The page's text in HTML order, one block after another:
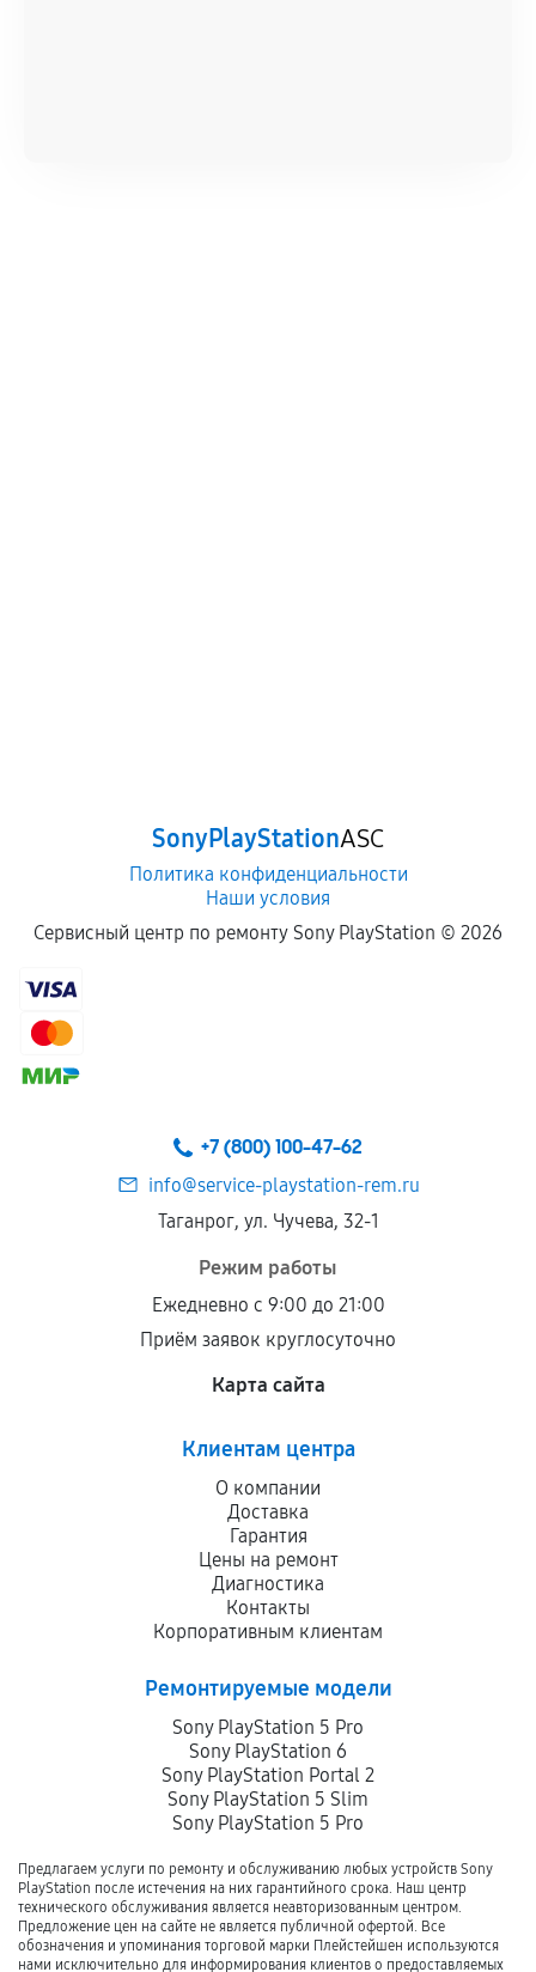
SonyPlayStationASC
Политика конфиденциальности
Наши условия
Сервисный центр по ремонту Sony PlayStation © 2026
+7 (800) 100-47-62
info@service-playstation-rem.ru
Таганрог, ул. Чучева, 32-1
Режим работы
Ежедневно с 9:00 до 21:00
Приём заявок круглосуточно
Карта сайта
Клиентам центра
О компании
Доставка
Гарантия
Цены на ремонт
Диагностика
Контакты
Корпоративным клиентам
Ремонтируемые модели
Sony PlayStation 5 Pro
Sony PlayStation 6
Sony PlayStation Portal 2
Sony PlayStation 5 Slim
Sony PlayStation 5 Pro
Предлагаем услуги по ремонту и обслуживанию любых устройств Sony
PlayStation после истечения на них гарантийного срока. Наш центр
технического обслуживания является неавторизованным центром.
Предложение цен на сайте не является публичной офертой. Все
обозначения и упоминания торговой марки Плейстейшен используются
нами исключительно для информирования клиентов о предоставляемых